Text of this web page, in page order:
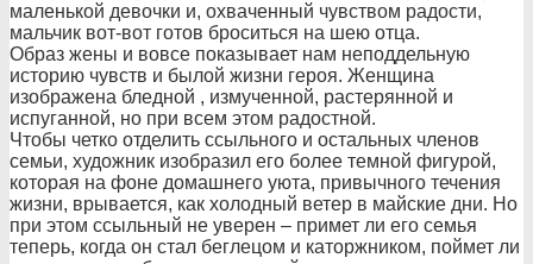
маленькой девочки и, охваченный чувством радости,
мальчик вот-вот готов броситься на шею отца.
Образ жены и вовсе показывает нам неподдельную
историю чувств и былой жизни героя. Женщина
изображена бледной , измученной, растерянной и
испуганной, но при всем этом радостной.
Чтобы четко отделить ссыльного и остальных членов
семьи, художник изобразил его более темной фигурой,
которая на фоне домашнего уюта, привычного течения
жизни, врывается, как холодный ветер в майские дни. Но
при этом ссыльный не уверен – примет ли его семья
теперь, когда он стал беглецом и каторжником, поймет ли